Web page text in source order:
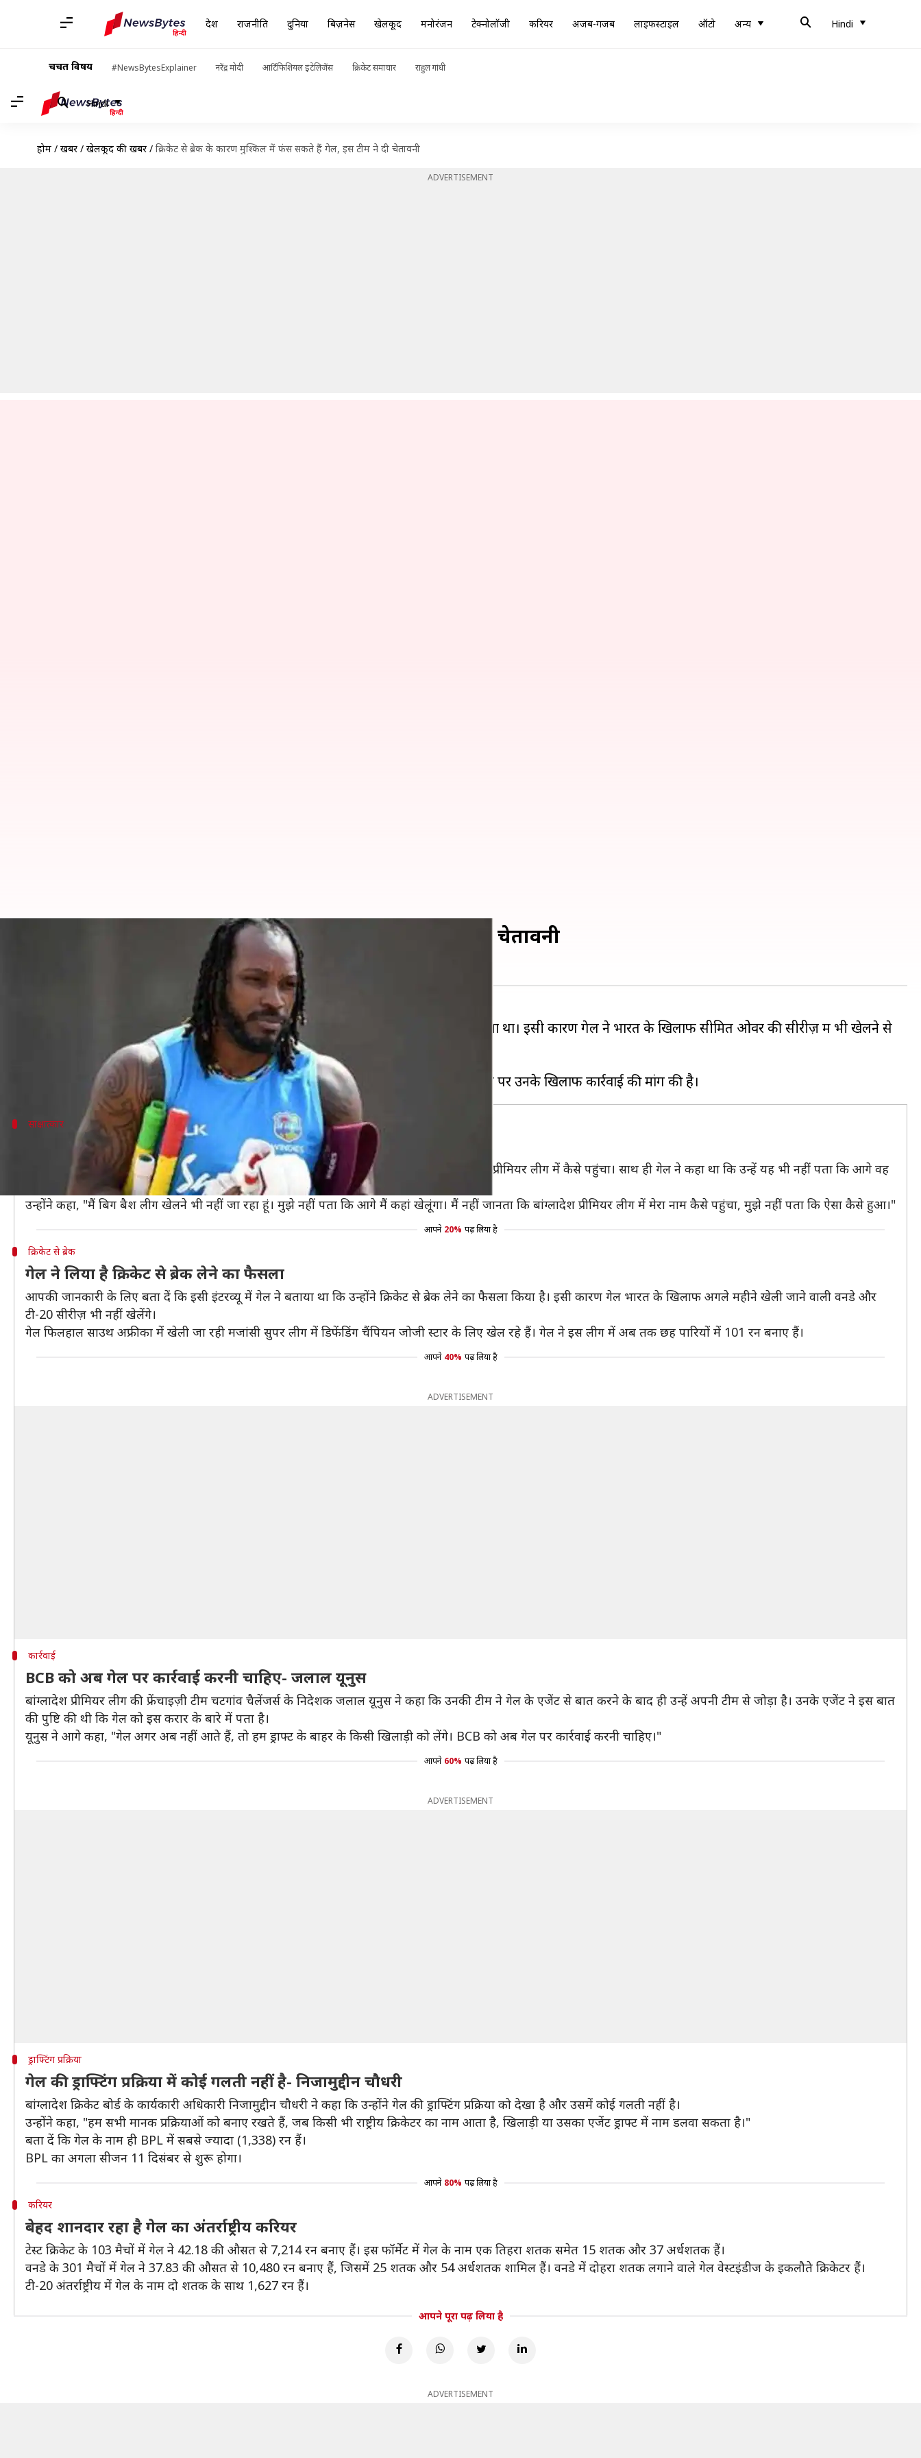
देश राजनीति दुनिया बिज़नेस खेलकूद मनोरंजन टेक्नोलॉजी करियर अजब-गजब लाइफस्टाइल ऑटो अन्य Hindi
चर्चित विषय #NewsBytesExplainer नरेंद्र मोदी आर्टिफिशियल इंटेलिजेंस क्रिकेट समाचार राहुल गांधी
Hindi
होम / खबरें / खेलकूद की खबरें / क्रिकेट से ब्रेक के कारण मुश्किल में फंस सकते हैं गेल, इस टीम ने दी चेतावनी
ADVERTISEMENT
क्रिकेट से ब्रेक के कारण मुश्किल में फंस सकते हैं गेल, इस टीम ने दी चेतावनी
हाल ही में वेस्टइंडीज के विस्फोटक सलामी बल्लेबाज़ क्रिस गेल ने
लेना का ऐलान किया था। इसी कारण गेल ने भारत के खिलाफ सीमित ओवर की सीरीज़ में भी खेलने से
अब खबर आई है कि क्रिकेट से ब्रेक लेने के कारण गेल मुश्किल में फंस सकते हैं।
साक्षात्कार
मैं नहीं जानता कि बांग्लादेश प्रीमियर लीग में मेरा नाम कैसे पहुंचा- क्रिस गेल
हाल ही में ESPNcricinfo को दिए साक्षात्कार में गेल ने कहा था कि उन्हें नहीं पता उनका नाम बांग्लादेश प्रीमियर लीग में कैसे पहुंचा। साथ ही गेल ने कहा था कि उन्हें यह भी नहीं पता कि आगे वह
कहां खेलेंगे।
उन्होंने कहा, "मैं बिग बैश लीग खेलने भी नहीं जा रहा हूं। मुझे नहीं पता कि आगे मैं कहां खेलूंगा। मैं नहीं जानता कि बांग्लादेश प्रीमियर लीग में मेरा नाम कैसे पहुंचा, मुझे नहीं पता कि ऐसा कैसे हुआ।"
आपने 20% पढ़ लिया है
क्रिकेट से ब्रेक
गेल ने लिया है क्रिकेट से ब्रेक लेने का फैसला
आपकी जानकारी के लिए बता दें कि इसी इंटरव्यू में गेल ने बताया था कि उन्होंने क्रिकेट से ब्रेक लेने का फैसला किया है। इसी कारण गेल भारत के खिलाफ अगले महीने खेली जाने वाली वनडे और
टी-20 सीरीज़ भी नहीं खेलेंगे।
गेल फिलहाल साउथ अफ्रीका में खेली जा रही मजांसी सुपर लीग में डिफेंडिंग चैंपियन जोजी स्टार के लिए खेल रहे हैं। गेल ने इस लीग में अब तक छह पारियों में 101 रन बनाए हैं।
आपने 40% पढ़ लिया है
ADVERTISEMENT
कार्रवाई
BCB को अब गेल पर कार्रवाई करनी चाहिए- जलाल यूनुस
बांग्लादेश प्रीमियर लीग की फ्रेंचाइज़ी टीम चटगांव चैलेंजर्स के निदेशक जलाल यूनुस ने कहा कि उनकी टीम ने गेल के एजेंट से बात करने के बाद ही उन्हें अपनी टीम से जोड़ा है। उनके एजेंट ने इस बात
की पुष्टि की थी कि गेल को इस करार के बारे में पता है।
यूनुस ने आगे कहा, "गेल अगर अब नहीं आते हैं, तो हम ड्राफ्ट के बाहर के किसी खिलाड़ी को लेंगे। BCB को अब गेल पर कार्रवाई करनी चाहिए।"
आपने 60% पढ़ लिया है
ADVERTISEMENT
ड्राफ्टिंग प्रक्रिया
गेल की ड्राफ्टिंग प्रक्रिया में कोई गलती नहीं है- निजामुद्दीन चौधरी
बांग्लादेश क्रिकेट बोर्ड के कार्यकारी अधिकारी निजामुद्दीन चौधरी ने कहा कि उन्होंने गेल की ड्राफ्टिंग प्रक्रिया को देखा है और उसमें कोई गलती नहीं है।
उन्होंने कहा, "हम सभी मानक प्रक्रियाओं को बनाए रखते हैं, जब किसी भी राष्ट्रीय क्रिकेटर का नाम आता है, खिलाड़ी या उसका एजेंट ड्राफ्ट में नाम डलवा सकता है।"
बता दें कि गेल के नाम ही BPL में सबसे ज्यादा (1,338) रन हैं।
BPL का अगला सीजन 11 दिसंबर से शुरू होगा।
आपने 80% पढ़ लिया है
करियर
बेहद शानदार रहा है गेल का अंतर्राष्ट्रीय करियर
टेस्ट क्रिकेट के 103 मैचों में गेल ने 42.18 की औसत से 7,214 रन बनाए हैं। इस फॉर्मेट में गेल के नाम एक तिहरा शतक समेत 15 शतक और 37 अर्धशतक हैं।
वनडे के 301 मैचों में गेल ने 37.83 की औसत से 10,480 रन बनाए हैं, जिसमें 25 शतक और 54 अर्धशतक शामिल हैं। वनडे में दोहरा शतक लगाने वाले गेल वेस्टइंडीज के इकलौते क्रिकेटर हैं।
टी-20 अंतर्राष्ट्रीय में गेल के नाम दो शतक के साथ 1,627 रन हैं।
आपने पूरा पढ़ लिया है
ADVERTISEMENT